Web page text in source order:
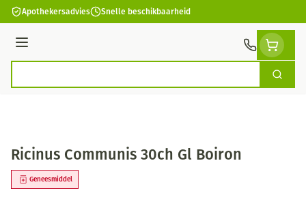
Ga naar de inhoud
Apothekersadvies Snelle beschikbaarheid
Menu
Zoek
Ricinus Communis 30ch Gl Boiron
Geneesmiddel